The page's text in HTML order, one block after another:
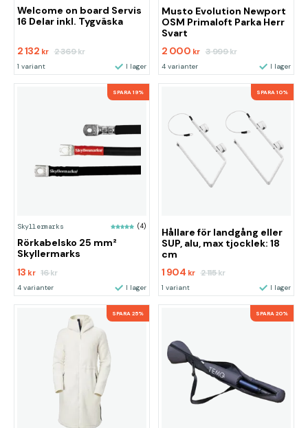
Welcome on board Servis
16 Delar inkl. Tygväska
2 132 kr 2 369kr
1 variant I lager
Musto Evolution Newport
OSM Primaloft Parka Herr
Svart
2 000 kr 3 999kr
4 varianter I lager
SPARA 19%
Skyllermarks (4)
Rörkabelsko 25 mm²
Skyllermarks
13 kr 16kr
4 varianter I lager
SPARA 10%
Hållare för landgång eller
SUP, alu, max tjocklek: 18
cm
1 904 kr 2 115kr
1 variant I lager
SPARA 25% SPARA 20%